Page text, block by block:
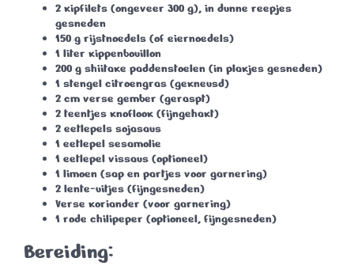
2 kipfilets (ongeveer 300 g), in dunne reepjes
gesneden
150 g rijstnoedels (of eiernoedels)
1 liter kippenbouillon
200 g shiitake paddenstoelen (in plakjes gesneden)
1 stengel citroengras (gekneusd)
2 cm verse gember (geraspt)
2 teentjes knoflook (fijngehakt)
2 eetlepels sojasaus
1 eetlepel sesamolie
1 eetlepel vissaus (optioneel)
1 limoen (sap en partjes voor garnering)
2 lente-uitjes (fijngesneden)
Verse koriander (voor garnering)
1 rode chilipeper (optioneel, fijngesneden)
Bereiding: